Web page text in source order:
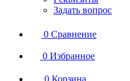
Задать вопрос
0 Сравнение
0 Избранное
0 Корзина